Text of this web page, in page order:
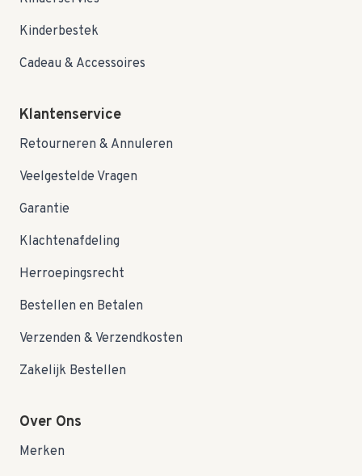
Kinderbestek
Cadeau & Accessoires
Klantenservice
Retourneren & Annuleren
Veelgestelde Vragen
Garantie
Klachtenafdeling
Herroepingsrecht
Bestellen en Betalen
Verzenden & Verzendkosten
Zakelijk Bestellen
Over Ons
Merken